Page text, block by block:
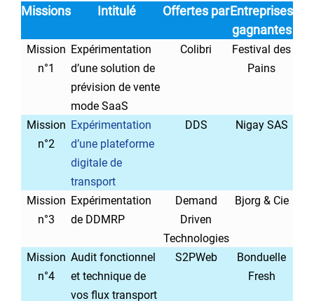
Missions Intitulé Offertes parEntreprises
gagnantes
Mission
n°1
Expérimentation
d’une solution de
prévision de vente
mode SaaS
Colibri
Festival des
Pains
Mission
n°2
Expérimentation
d’une plateforme
digitale de
transport
DDS Nigay SAS
Mission
n°3
Expérimentation
de DDMRP
Demand
Driven
Technologies
Bjorg & Cie
Mission
n°4
Audit fonctionnel
et technique de
vos flux transport
S2PWeb
Bonduelle
Fresh